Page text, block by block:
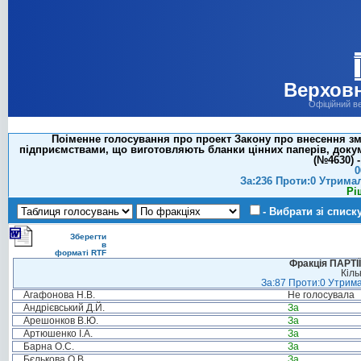
Офіційний
Поіменне голосування про проект Закону про внесення
підприємствами, що виготовляють бланки цінних паперів,
(№4630) -
За:236 Проти:0
- Вибрати зі
Зберегти
в
форматі RTF
Фракція
За:87 Проти:0
Агафонова Н.В.
Не голосувала
Андрієвський Д.Й.
За
Арешонков В.Ю.
За
Артюшенко І.А.
За
Барна О.С.
За